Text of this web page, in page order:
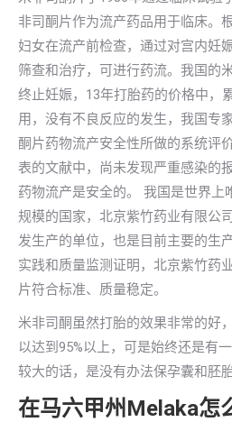
非司酮片作为流产药品用于临床。
妇女在流产前检查，通过对宫内妊
筛查和治疗，可进行药流。我国的
终止妊娠，13年打胎药的价格中，
用，没有不良反应的发生，我国专
酮片药物流产安全性所做的系统评
表的文献中，尚未发现严重感染的
药物流产是安全的。 我国是世界上
规模的国家，北京紫竹药业有限公
发生产的单位，也是目前主要的生
实践和质量监测证明，北京紫竹药
片符合标准、质量稳定。
米非司酮虽然打胎的效果非常的好
以达到95%以上，可是始终还是有
较大的话，是没有办法保孕囊和胚
在马六甲州Melaka怎